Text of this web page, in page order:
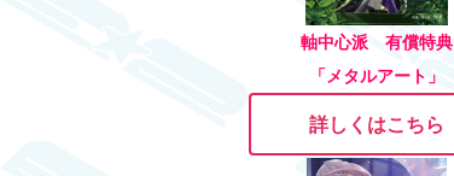
軸中心派 有償特典
「メタルアート 」
詳しくはこちら